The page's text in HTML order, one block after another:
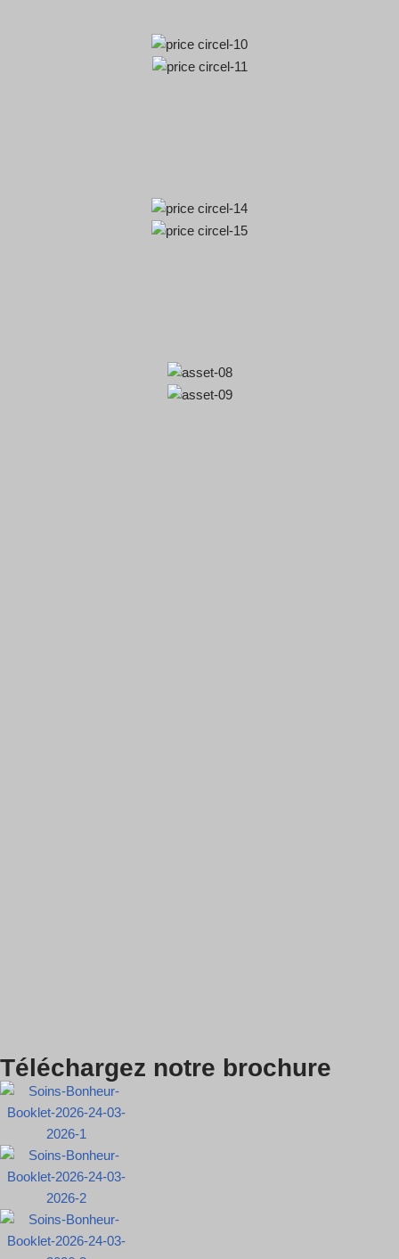
Téléchargez notre brochure